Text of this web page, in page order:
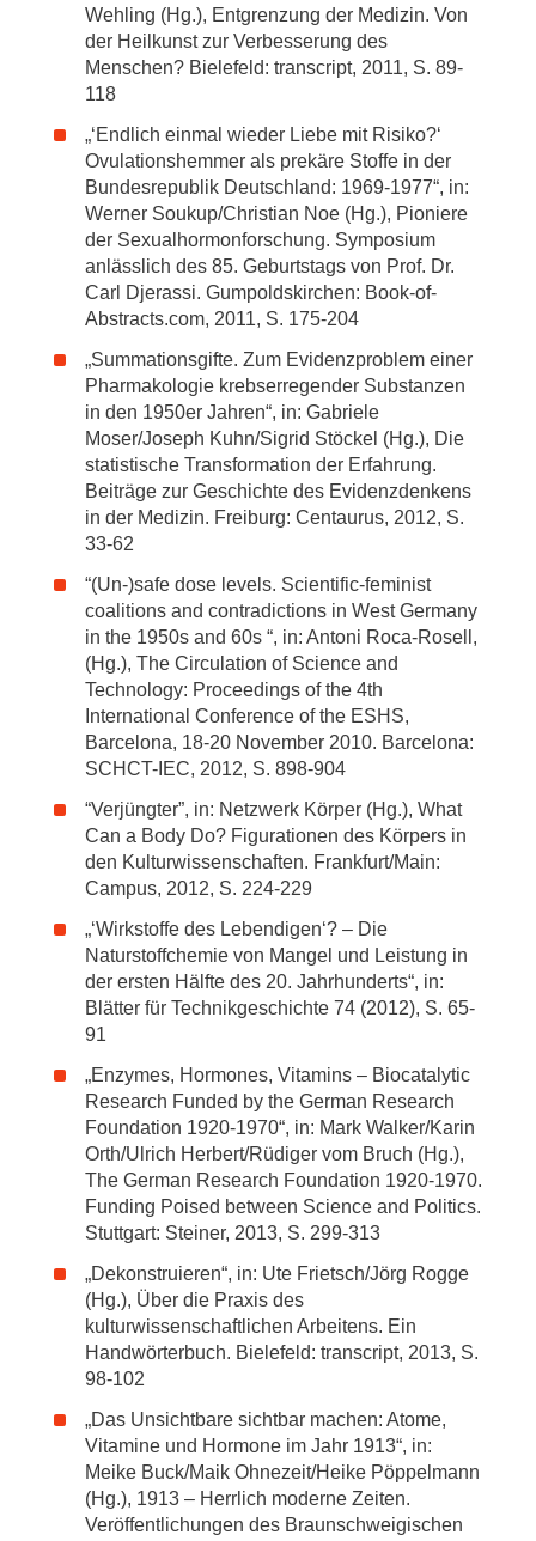
Wehling (Hg.), Entgrenzung der Medizin. Von
der Heilkunst zur Verbesserung des
Menschen? Bielefeld: transcript, 2011, S. 89-
118
„‘Endlich einmal wieder Liebe mit Risiko?‘
Ovulationshemmer als prekäre Stoffe in der
Bundesrepublik Deutschland: 1969-1977“, in:
Werner Soukup/Christian Noe (Hg.), Pioniere
der Sexualhormonforschung. Symposium
anlässlich des 85. Geburtstags von Prof. Dr.
Carl Djerassi. Gumpoldskirchen: Book-of-
Abstracts.com, 2011, S. 175-204
„Summationsgifte. Zum Evidenzproblem einer
Pharmakologie krebserregender Substanzen
in den 1950er Jahren“, in: Gabriele
Moser/Joseph Kuhn/Sigrid Stöckel (Hg.), Die
statistische Transformation der Erfahrung.
Beiträge zur Geschichte des Evidenzdenkens
in der Medizin. Freiburg: Centaurus, 2012, S.
33-62
“(Un-)safe dose levels. Scientific-feminist
coalitions and contradictions in West Germany
in the 1950s and 60s “, in: Antoni Roca-Rosell,
(Hg.), The Circulation of Science and
Technology: Proceedings of the 4th
International Conference of the ESHS,
Barcelona, 18-20 November 2010. Barcelona:
SCHCT-IEC, 2012, S. 898-904
“Verjüngter”, in: Netzwerk Körper (Hg.), What
Can a Body Do? Figurationen des Körpers in
den Kulturwissenschaften. Frankfurt/Main:
Campus, 2012, S. 224-229
„‘Wirkstoffe des Lebendigen‘? – Die
Naturstoffchemie von Mangel und Leistung in
der ersten Hälfte des 20. Jahrhunderts“, in:
Blätter für Technikgeschichte 74 (2012), S. 65-
91
„Enzymes, Hormones, Vitamins – Biocatalytic
Research Funded by the German Research
Foundation 1920-1970“, in: Mark Walker/Karin
Orth/Ulrich Herbert/Rüdiger vom Bruch (Hg.),
The German Research Foundation 1920-1970.
Funding Poised between Science and Politics.
Stuttgart: Steiner, 2013, S. 299-313
„Dekonstruieren“, in: Ute Frietsch/Jörg Rogge
(Hg.), Über die Praxis des
kulturwissenschaftlichen Arbeitens. Ein
Handwörterbuch. Bielefeld: transcript, 2013, S.
98-102
„Das Unsichtbare sichtbar machen: Atome,
Vitamine und Hormone im Jahr 1913“, in:
Meike Buck/Maik Ohnezeit/Heike Pöppelmann
(Hg.), 1913 – Herrlich moderne Zeiten.
Veröffentlichungen des Braunschweigischen